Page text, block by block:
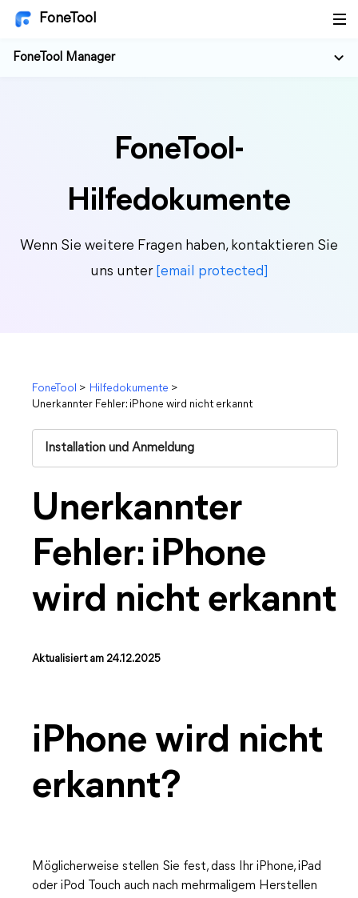
FoneTool
FoneTool Manager
FoneTool-
Hilfedokumente
Wenn Sie weitere Fragen haben, kontaktieren Sie
uns unter [email protected]
FoneTool > Hilfedokumente >
Unerkannter Fehler: iPhone wird nicht erkannt
Installation und Anmeldung
Unerkannter
Fehler: iPhone
wird nicht erkannt
Aktualisiert am 24.12.2025
iPhone wird nicht
erkannt?
Möglicherweise stellen Sie fest, dass Ihr iPhone, iPad
oder iPod Touch auch nach mehrmaligem Herstellen